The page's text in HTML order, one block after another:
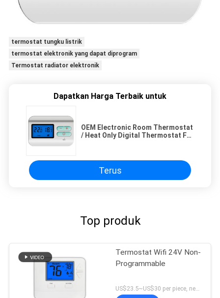
termostat tungku listrik
termostat elektronik yang dapat diprogram
Termostat radiator elektronik
Dapatkan Harga Terbaik untuk
OEM Electronic Room Thermostat
/ Heat Only Digital Thermostat For
Terus
Top produk
Termostat Wifi 24V Non-
Programmable
US$23.5~US$30 per piece, negotiable MOQ:1 sampel/nego